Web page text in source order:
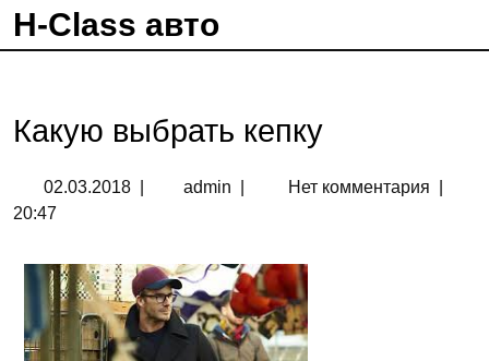
H-Class авто
Какую выбрать кепку
02.03.2018 admin Нет комментария
20:47